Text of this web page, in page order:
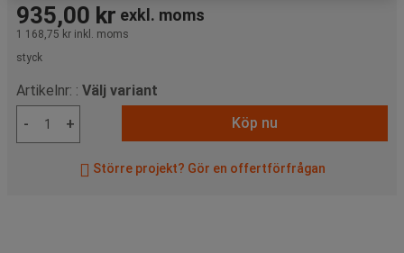
935,00 kr exkl. moms
1 168,75 kr inkl. moms
styck
Artikelnr: : Välj variant
-
+ Köp nu
Större projekt? Gör en offertförfrågan